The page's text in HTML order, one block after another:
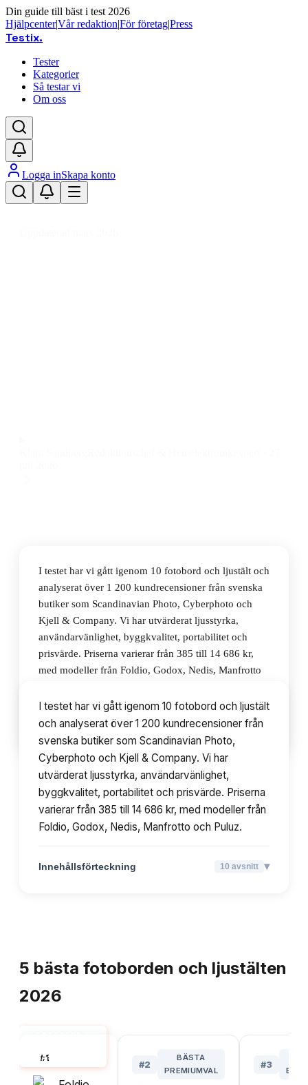
Din guide till bäst i test 2026
Hjälpcenter|Vår redaktion|För företag|Press
Testix.
Tester
Kategorier
Så testar vi
Om oss
Logga inSkapa konto
I testet har vi gått igenom 10 fotobord och ljustält och
analyserat över 1 200 kundrecensioner från svenska
butiker som Scandinavian Photo, Cyberphoto och
Kjell & Company. Vi har utvärderat ljusstyrka,
användarvänlighet, byggkvalitet, portabilitet och
prisvärde. Priserna varierar från 385 till 14 686 kr,
med modeller från Foldio, Godox, Nedis, Manfrotto
Innehållsförteckning 10avsnitt
I testet har vi gått igenom 10 fotobord och ljustält
och analyserat över 1 200 kundrecensioner från
svenska butiker som Scandinavian Photo,
Cyberphoto och Kjell & Company. Vi har
utvärderat ljusstyrka, användarvänlighet,
byggkvalitet, portabilitet och prisvärde. Priserna
varierar från 385 till 14 686 kr, med modeller från
Foldio, Godox, Nedis, Manfrotto och Puluz.
Innehållsförteckning 10 avsnitt ▾
5 bästa fotoborden och ljustälten
2026
BÄST I TEST
#1
#2
BÄSTA
PREMIUMVAL
#3